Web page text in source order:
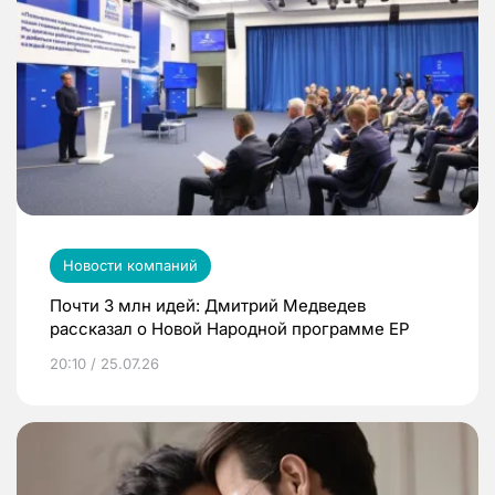
Новости компаний
Почти 3 млн идей: Дмитрий Медведев
рассказал о Новой Народной программе ЕР
20:10 / 25.07.26